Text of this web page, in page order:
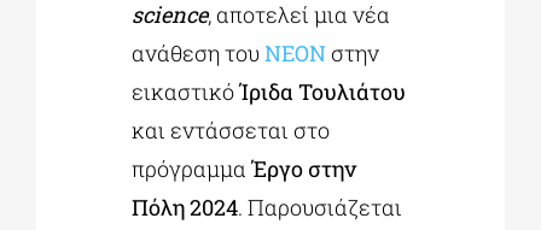
science, αποτελεί μια νέα
ανάθεση τουΝΕΟΝ στην
εικαστικόΊριδα Τουλιάτου
και εντάσσεται στο
πρόγραμμαΈργο στην
Πόλη 2024. Παρουσιάζεται